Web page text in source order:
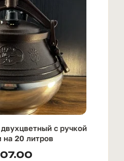
с ручкой
20 литров